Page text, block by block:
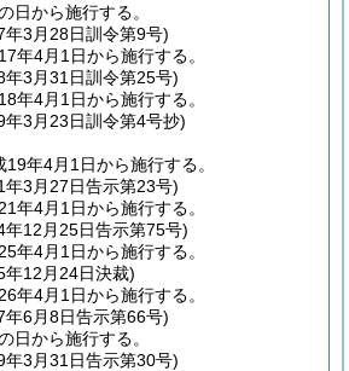
日から施行する。
年3月28日訓令第9号)
年4月1日から施行する。
年3月31日訓令第25号)
年4月1日から施行する。
年3月23日訓令第4号抄)
年4月1日から施行する。
年3月27日告示第23号)
年4月1日から施行する。
年12月25日告示第75号)
年4月1日から施行する。
年12月24日決裁)
年4月1日から施行する。
年6月8日告示第66号)
日から施行する。
年3月31日告示第30号)